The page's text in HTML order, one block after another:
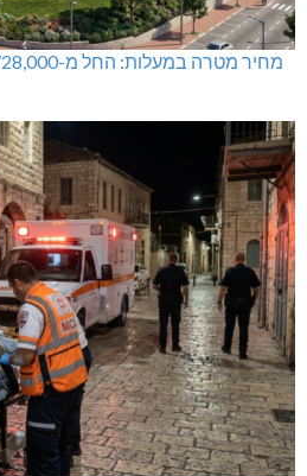
מחיר מטרה במעלות: החל מ-728,000 ₪